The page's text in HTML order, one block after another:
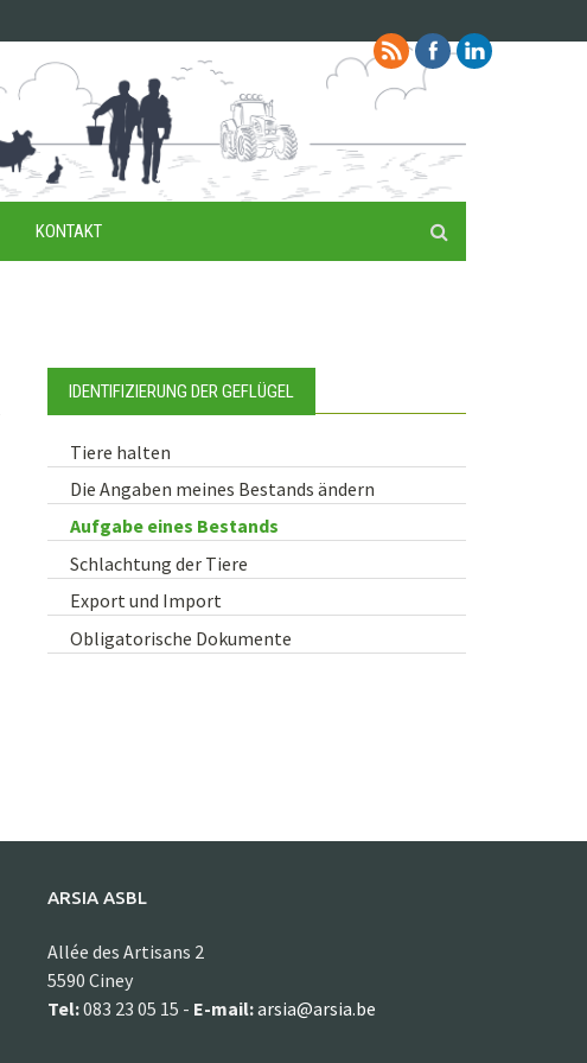
KONTAKT
IDENTIFIZIERUNG DER GEFLÜGEL
Tiere halten
Die Angaben meines Bestands ändern
Aufgabe eines Bestands
Schlachtung der Tiere
Export und Import
Obligatorische Dokumente
ARSIA ASBL
Allée des Artisans 2
5590 Ciney
Tel:083 23 05 15 - E-mail:arsia@arsia.be